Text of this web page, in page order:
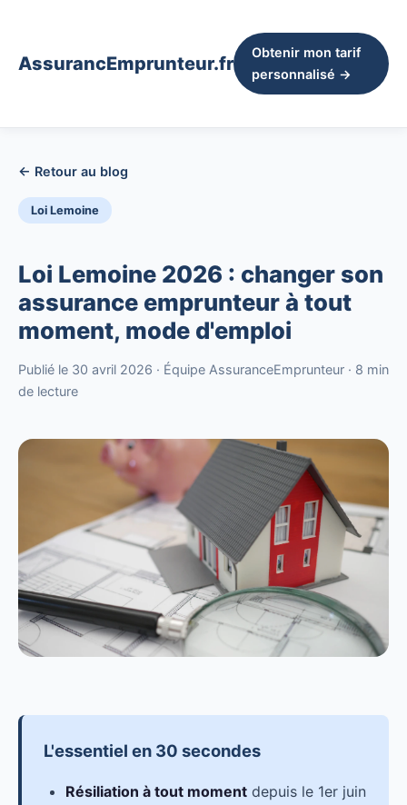
AssurancEmprunteur.fr
Obtenir mon tarif
personnalisé →
← Retour au blog
Loi Lemoine
Loi Lemoine 2026 : changer son
assurance emprunteur à tout
moment, mode d'emploi
Publié le 30 avril 2026 · Équipe AssuranceEmprunteur · 8 min
de lecture
L'essentiel en 30 secondes
Résiliation à tout moment depuis le 1er juin